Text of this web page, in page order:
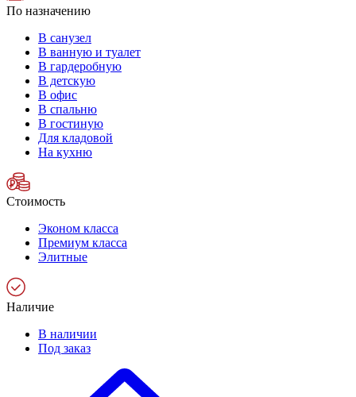
По назначению
В санузел
В ванную и туалет
В гардеробную
В детскую
В офис
В спальню
В гостиную
Для кладовой
На кухню
Стоимость
Эконом класса
Премиум класса
Элитные
Наличие
В наличии
Под заказ